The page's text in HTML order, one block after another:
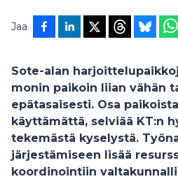
Jaa
Sote-alan
monin paikoin liian vähän
epätasaisesti. Osa
käyttämättä, selviää KT:n
tekemästä kyselystä.
järjestämiseen lisää
koordinointiin